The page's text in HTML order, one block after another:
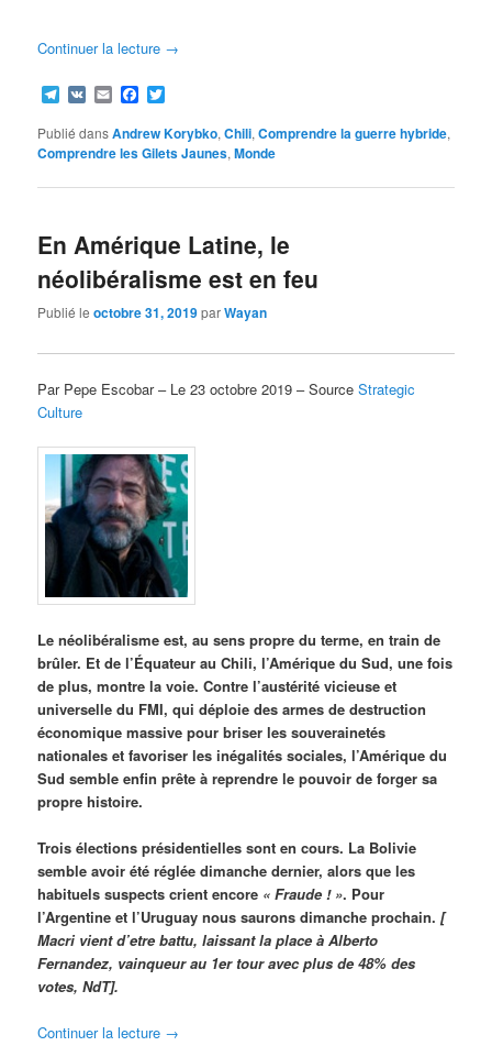
Continuer la lecture →
Telegram
VK EmailFacebook
Publié dansAndrew Korybko,Chili,Comprendre la guerre hybride,
Comprendre les Gilets Jaunes,Monde
En Amérique Latine, le
néolibéralisme est en feu
Publié leoctobre 31, 2019parWayan
Par Pepe Escobar – Le 23 octobre 2019 – SourceStrategic
Culture
Le néolibéralisme est, au sens propre du terme, en train de
brûler. Et de l’Équateur au Chili, l’Amérique du Sud, une fois
de plus, montre la voie. Contre l’austérité vicieuse et
universelle du FMI, qui déploie des armes de destruction
économique massive pour briser les souverainetés
nationales et favoriser les inégalités sociales, l’Amérique du
Sud semble enfin prête à reprendre le pouvoir de forger sa
propre histoire.
Trois élections présidentielles sont en cours. La Bolivie
semble avoir été réglée dimanche dernier, alors que les
habituels suspects crient encore « Fraude ! ». Pour
l’Argentine et l’Uruguay nous saurons dimanche prochain.[
Macri vient d’etre battu, laissant la place à Alberto
Fernandez, vainqueur au 1er tour avec plus de 48% des
votes, NdT].
Continuer la lecture →